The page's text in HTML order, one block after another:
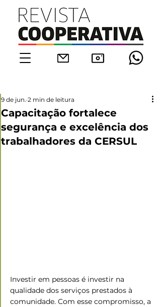
Capacitação fortalece
segurança e excelência dos
trabalhadores da CERSUL
9 de jun. 2 min de leitura
Investir em pessoas é investir na
qualidade dos serviços prestados à
comunidade. Com esse compromisso, a